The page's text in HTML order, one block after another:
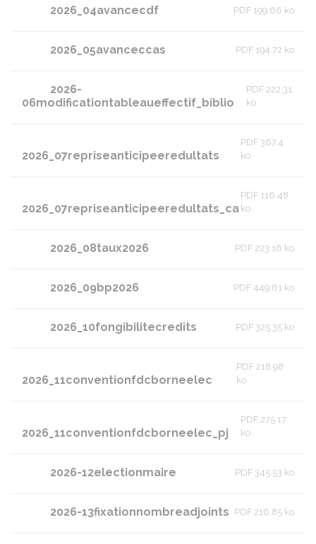
2026_04avancecdf PDF 199.66 ko
2026_05avanceccas PDF 194.72 ko
2026-
06modificationtableaueffectif_biblio
PDF 222.31
ko
2026_07repriseanticipeeredultats
PDF 367.4
ko
2026_07repriseanticipeeredultats_ca
PDF 116.48
ko
2026_08taux2026 PDF 223.16 ko
2026_09bp2026 PDF 449.61 ko
2026_10fongibilitecredits PDF 325.35 ko
2026_11conventionfdcborneelec
PDF 218.98
ko
2026_11conventionfdcborneelec_pj
PDF 275.17
ko
2026-12electionmaire PDF 345.53 ko
2026-13fixationnombreadjoints PDF 216.85 ko